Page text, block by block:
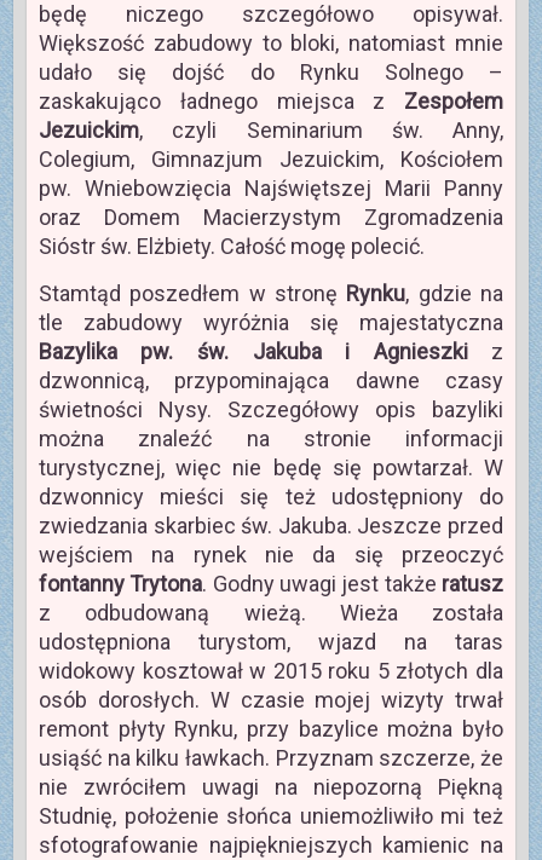
będę niczego szczegółowo opisywał.
Większość zabudowy to bloki, natomiast mnie
udało się dojść do Rynku Solnego –
zaskakująco ładnego miejsca z Zespołem
Jezuickim, czyli Seminarium św. Anny,
Colegium, Gimnazjum Jezuickim, Kościołem
pw. Wniebowzięcia Najświętszej Marii Panny
oraz Domem Macierzystym Zgromadzenia
Sióstr św. Elżbiety. Całość mogę polecić.
Stamtąd poszedłem w stronę Rynku, gdzie na
tle zabudowy wyróżnia się majestatyczna
Bazylika pw. św. Jakuba i Agnieszkiz
dzwonnicą, przypominająca dawne czasy
świetności Nysy. Szczegółowy opis bazyliki
można znaleźć na stronie informacji
turystycznej, więc nie będę się powtarzał. W
dzwonnicy mieści się też udostępniony do
zwiedzania skarbiec św. Jakuba. Jeszcze przed
wejściem na rynek nie da się przeoczyć
fontanny Trytona. Godny uwagi jest także ratusz
z odbudowaną wieżą. Wieża została
udostępniona turystom, wjazd na taras
widokowy kosztował w 2015 roku 5 złotych dla
osób dorosłych. W czasie mojej wizyty trwał
remont płyty Rynku, przy bazylice można było
usiąść na kilku ławkach. Przyznam szczerze, że
nie zwróciłem uwagi na niepozorną Piękną
Studnię, położenie słońca uniemożliwiło mi też
sfotografowanie najpiękniejszych kamienic na